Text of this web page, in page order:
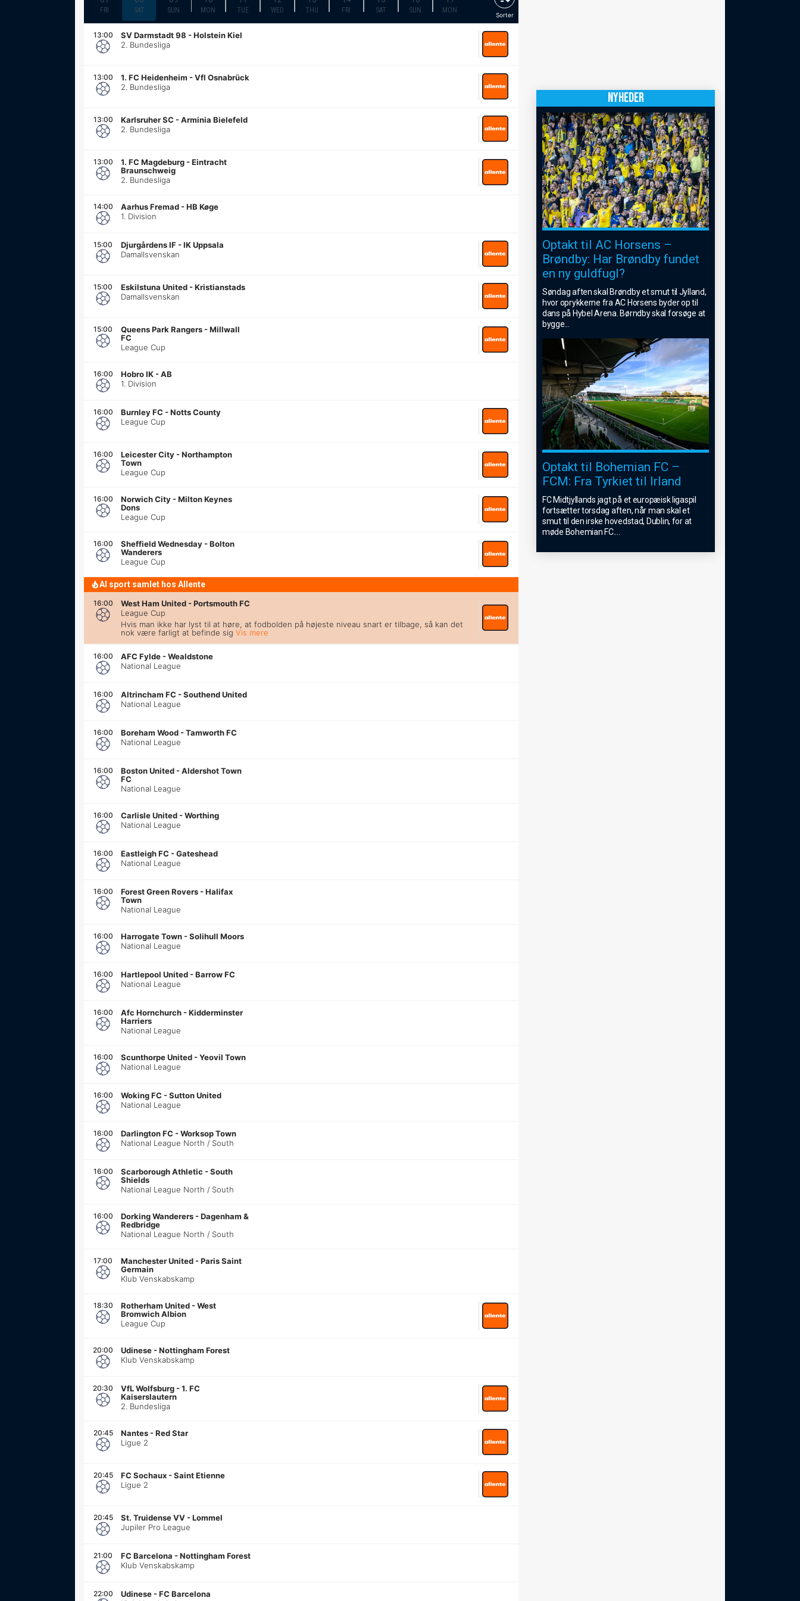
FRI SAT SUN MON TUE WED THU FRI SAT SUN MON
Sorter
13:00 SV Darmstadt 98 -Holstein Kiel
2. Bundesliga
13:00 1. FC Heidenheim -Vfl Osnabrück
2. Bundesliga
13:00 Karlsruher SC -Arminia Bielefeld
2. Bundesliga
13:00 1. FC Magdeburg -Eintracht
Braunschweig
2. Bundesliga
14:00 Aarhus Fremad -HB Køge
1. Division
15:00 Djurgårdens IF -IK Uppsala
Damallsvenskan
15:00 Eskilstuna United -Kristianstads
Damallsvenskan
15:00 Queens Park Rangers -Millwall
FC
League Cup
16:00 Hobro IK -AB
1. Division
16:00 Burnley FC -Notts County
League Cup
16:00 Leicester City -Northampton
Town
League Cup
16:00 Norwich City -Milton Keynes
Dons
League Cup
16:00 Sheffield Wednesday -Bolton
Wanderers
League Cup
Al sport samlet hos Allente
16:00 West Ham United -Portsmouth FC
League Cup
Hvis man ikke har lyst til at høre, at fodbolden på højeste niveau snart er tilbage, så kan det
nok være farligt at befinde sig Vis mere
16:00 AFC Fylde -Wealdstone
National League
16:00 Altrincham FC -Southend United
National League
16:00 Boreham Wood -Tamworth FC
National League
16:00 Boston United -Aldershot Town
FC
National League
16:00 Carlisle United -Worthing
National League
16:00 Eastleigh FC -Gateshead
National League
16:00 Forest Green Rovers -Halifax
Town
National League
16:00 Harrogate Town -Solihull Moors
National League
16:00 Hartlepool United -Barrow FC
National League
16:00 Afc Hornchurch -Kidderminster
Harriers
National League
16:00 Scunthorpe United -Yeovil Town
National League
16:00 Woking FC -Sutton United
National League
16:00 Darlington FC -Worksop Town
National League North / South
16:00 Scarborough Athletic -South
Shields
National League North / South
16:00 Dorking Wanderers -Dagenham &
Redbridge
National League North / South
17:00 Manchester United -Paris Saint
Germain
Klub Venskabskamp
18:30 Rotherham United -West
Bromwich Albion
League Cup
20:00 Udinese -Nottingham Forest
Klub Venskabskamp
20:30 VfL Wolfsburg -1. FC
Kaiserslautern
2. Bundesliga
20:45 Nantes -Red Star
Ligue 2
20:45 FC Sochaux -Saint Etienne
Ligue 2
20:45 St. Truidense VV -Lommel
Jupiler Pro League
21:00 FC Barcelona -Nottingham Forest
Klub Venskabskamp
22:00 Udinese -FC Barcelona
NYHEDER
Optakt til AC Horsens –
Brøndby: Har Brøndby fundet
en ny guldfugl?
Søndag aften skal Brøndby et smut til Jylland,
hvor oprykkerne fra AC Horsens byder op til
dans på Hybel Arena. Børndby skal forsøge at
bygge...
Optakt til Bohemian FC –
FCM: Fra Tyrkiet til Irland
FC Midtjyllands jagt på et europæisk ligaspil
fortsætter torsdag aften, når man skal et
smut til den irske hovedstad, Dublin, for at
møde Bohemian FC.